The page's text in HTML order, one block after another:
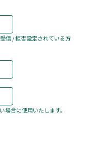
信 / 拒否設定されている方
合に使用いたします。